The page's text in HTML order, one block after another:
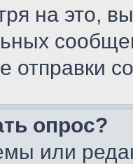
на это,
отправки
опрос?
или